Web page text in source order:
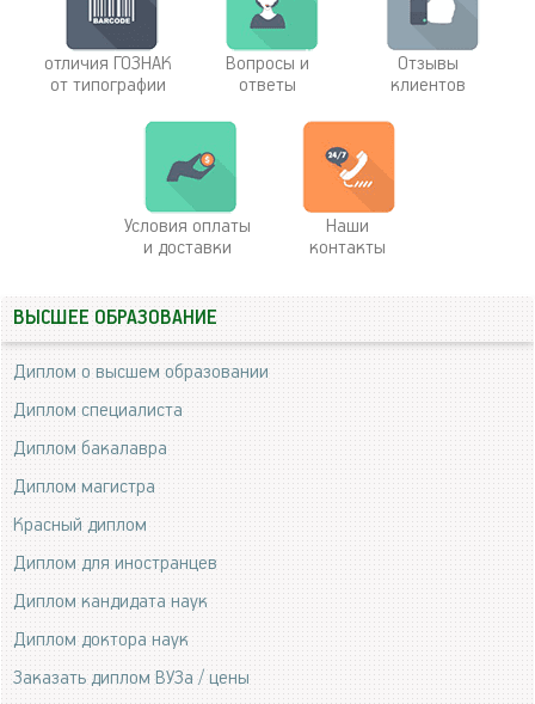
отличия ГОЗНАК
от типографии
Вопросы и
ответы
Отзывы
клиентов
Условия оплаты
и доставки
Наши
контакты
ВЫСШЕЕ ОБРАЗОВАНИЕ
Диплом о высшем образовании
Диплом специалиста
Диплом бакалавра
Диплом магистра
Красный диплом
Диплом для иностранцев
Диплом кандидата наук
Диплом доктора наук
Заказать диплом ВУЗа / цены